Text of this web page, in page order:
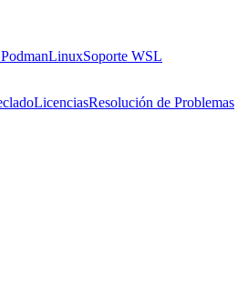
LinuxSoporte WSL
LicenciasResolución de Problemas